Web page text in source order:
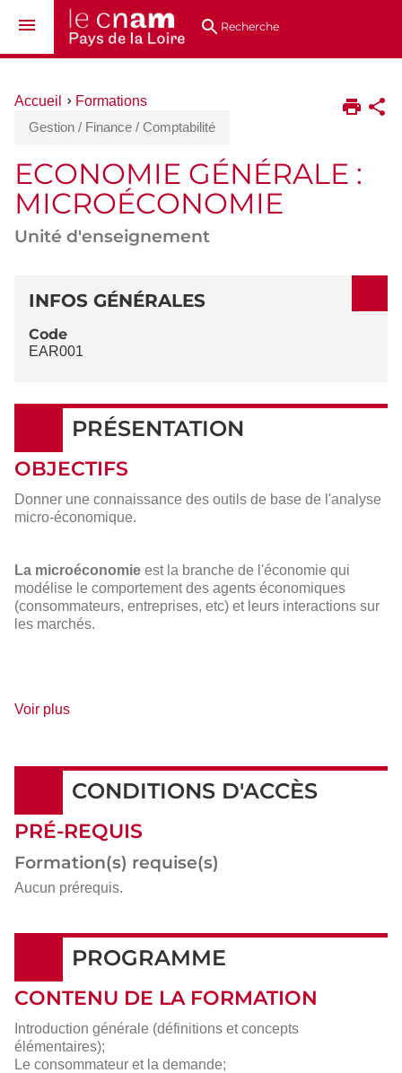
au
directsRecherche
Vous
ici :
Accueil
Formations
Gestion / Finance / Comptabilité
ECONOMIE GÉNÉRALE :
MICROÉCONOMIE
Unité d'enseignement
DÉTAILS
INFOS GÉNÉRALES
Code
EAR001
PRÉSENTATION
OBJECTIFS
Donner une connaissance des outils de base de l'analyse
micro-économique.
La microéconomie est la branche de l'économie qui
modélise le comportement des agents économiques
(consommateurs, entreprises, etc) et leurs interactions sur
les marchés.
Voir plusde
CONDITIONS D'ACCÈS
PRÉ-REQUIS
Formation(s) requise(s)
Aucun prérequis.
PROGRAMME
CONTENU DE LA FORMATION
Introduction générale (définitions et concepts
élémentaires);
Le consommateur et la demande;